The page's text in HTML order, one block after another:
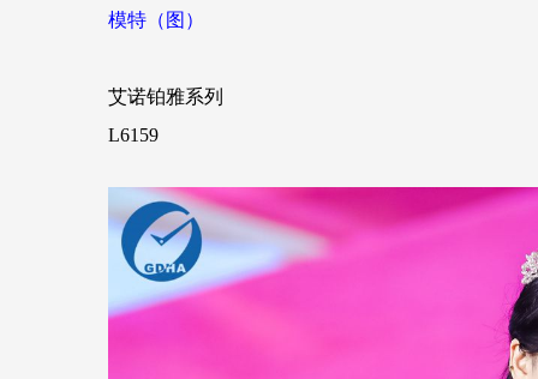
模特（图）
艾诺铂雅系列
L6159